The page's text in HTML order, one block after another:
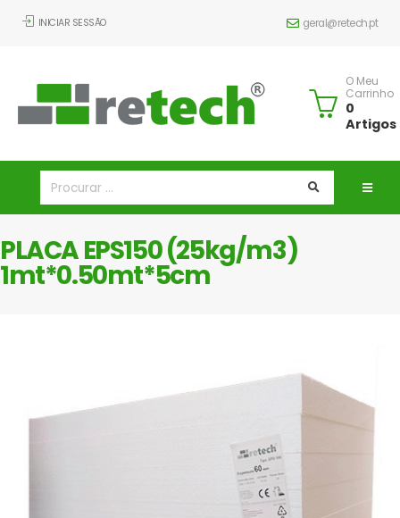
INICIAR SESSÃO geral@retech.pt
O Meu
Carrinho
0
Artigos
PLACA EPS150 (25kg/m3)
1mt*0.50mt*5cm